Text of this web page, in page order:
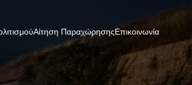
Αίτηση ΠαραχώρησηςΕπικοινωνία